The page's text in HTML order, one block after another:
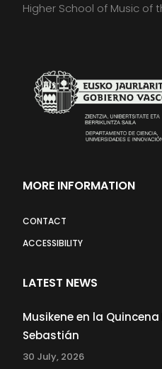
Higher School of Music of
MORE INFORMATION
CONTACT
ACCESSIBILITY
LATEST NEWS
Musikene en la
Sebastián
30 July, 2026